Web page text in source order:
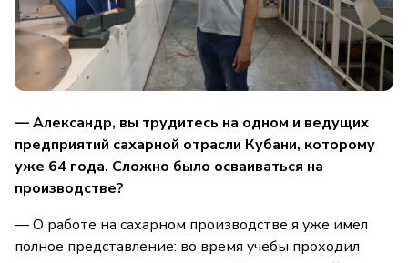
— Александр, вы трудитесь на одном и ведущих
предприятий сахарной отрасли Кубани, которому
уже 64 года. Сложно было осваиваться на
производстве?
— О работе на сахарном производстве я уже имел
полное представление: во время учебы проходил